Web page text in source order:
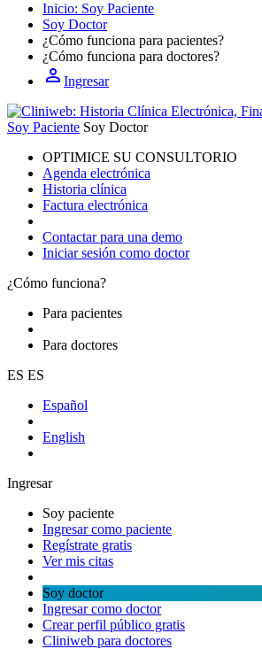
Inicio: Soy Paciente
Soy Doctor
¿Cómo funciona para pacientes?
¿Cómo funciona para doctores?
person_outline Ingresar
Soy Paciente Soy Doctor
OPTIMICE SU CONSULTORIO
Agenda electrónica
Historia clínica
Factura electrónica
Contactar para una demo
Iniciar sesión como doctor
¿Cómo funciona?
Para pacientes
Para doctores
ES ES
Español
English
Ingresar
Soy paciente
Ingresar como paciente
Regístrate gratis
Ver mis citas
Soy doctor
Ingresar como doctor
Crear perfil público gratis
Cliniweb para doctores